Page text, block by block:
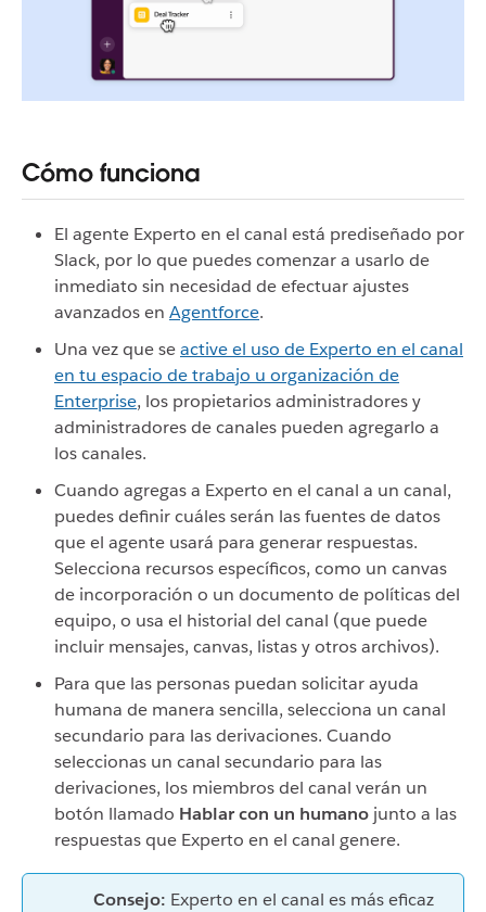
Cómo funciona
El agente Experto en el canal está prediseñado por
Slack, por lo que puedes comenzar a usarlo de
inmediato sin necesidad de efectuar ajustes
avanzados en Agentforce.
Una vez que seactive el uso de Experto en el canal
en tu espacio de trabajo u organización de
Enterprise, los propietarios administradores y
administradores de canales pueden agregarlo a
los canales.
Cuando agregas a Experto en el canal a un canal,
puedes definir cuáles serán las fuentes de datos
que el agente usará para generar respuestas.
Selecciona recursos específicos, como un canvas
de incorporación o un documento de políticas del
equipo, o usa el historial del canal (que puede
incluir mensajes, canvas, listas y otros archivos).
Para que las personas puedan solicitar ayuda
humana de manera sencilla, selecciona un canal
secundario para las derivaciones. Cuando
seleccionas un canal secundario para las
derivaciones, los miembros del canal verán un
botón llamado Hablar con un humano junto a las
respuestas que Experto en el canal genere.
Consejo: Experto en el canal es más eficaz